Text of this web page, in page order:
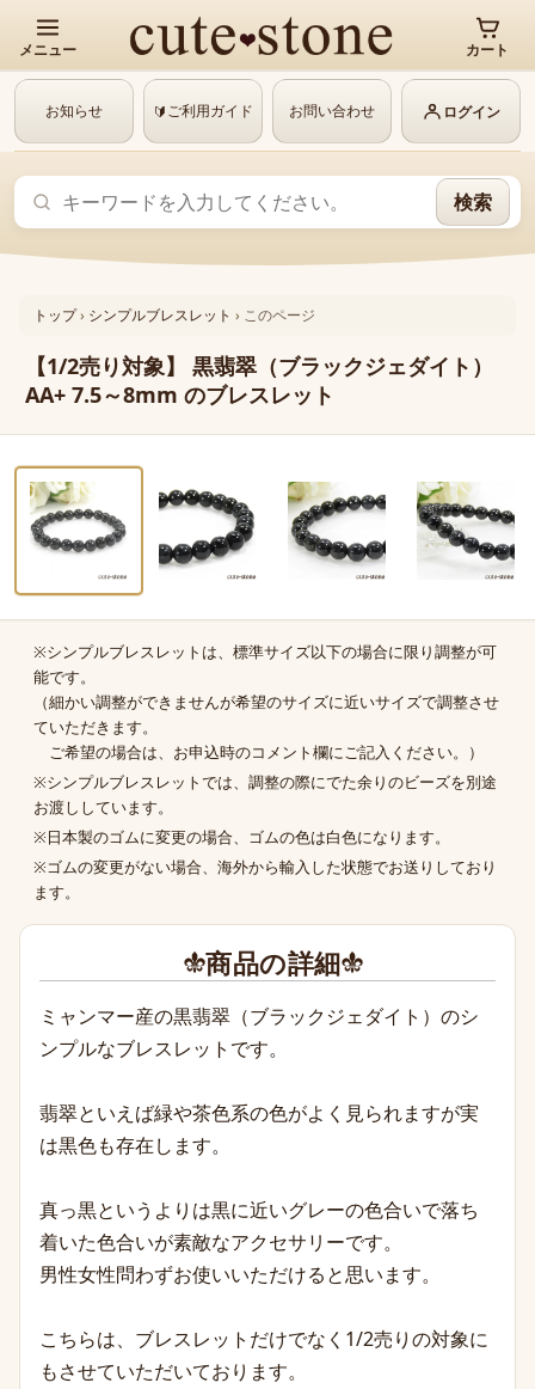
メニュー カート
お知らせ 🔰ご利用ガイド お問い合わせ ログイン
検索
トップ› シンプルブレスレット › このページ
【1/2売り対象】 黒翡翠（ブラックジェダイト）
AA+ 7.5～8mm のブレスレット
‹
1 / 4
商品の補足
※シンプルブレスレットは、標準サイズ以下の場合に限り調整が可
能です。
（細かい調整ができませんが希望のサイズに近いサイズで調整させ
ていただきます。
ご希望の場合は、お申込時のコメント欄にご記入ください。）
※シンプルブレスレットでは、調整の際にでた余りのビーズを別途
お渡ししています。
※日本製のゴムに変更の場合、ゴムの色は白色になります。
※ゴムの変更がない場合、海外から輸入した状態でお送りしており
ます。
商品の詳細
ミャンマー産の黒翡翠（ブラックジェダイト）のシ
ンプルなブレスレットです。
翡翠といえば緑や茶色系の色がよく見られますが実
は黒色も存在します。
真っ黒というよりは黒に近いグレーの色合いで落ち
着いた色合いが素敵なアクセサリーです。
男性女性問わずお使いいただけると思います。
こちらは、ブレスレットだけでなく1/2売りの対象に
もさせていただいております。